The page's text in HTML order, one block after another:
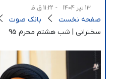
13 تیر 1404 - 11:22 ق.ظ
صفحه نخست
بانک صوت
سخنرانی | شب هشتم محرم 95